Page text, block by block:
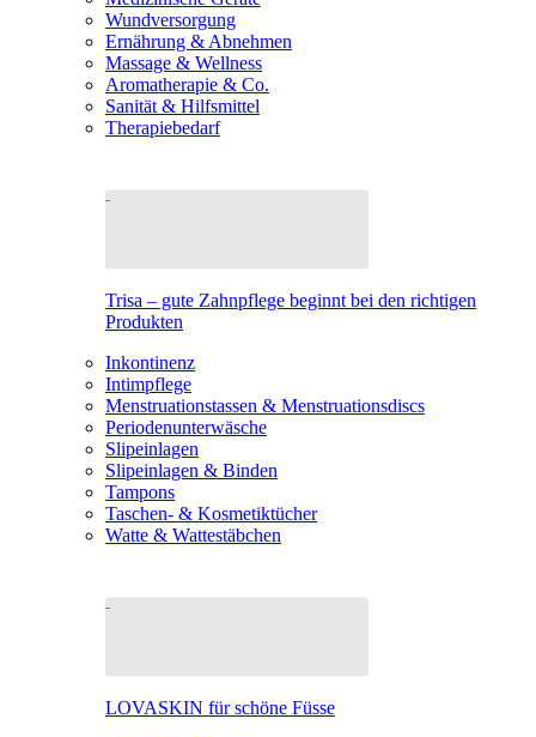
Wundversorgung
Ernährung & Abnehmen
Massage & Wellness
Aromatherapie & Co.
Sanität & Hilfsmittel
Therapiebedarf
Trisa – gute Zahnpflege beginnt bei den richtigen
Produkten
Inkontinenz
Intimpflege
Menstruationstassen & Menstruationsdiscs
Periodenunterwäsche
Slipeinlagen
Slipeinlagen & Binden
Tampons
Taschen- & Kosmetiktücher
Watte & Wattestäbchen
LOVASKIN für schöne Füsse